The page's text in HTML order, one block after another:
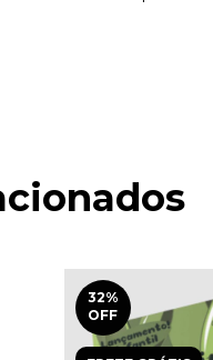
32%
OFF